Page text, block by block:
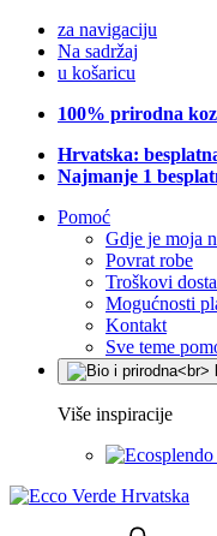
za navigaciju
Na sadržaj
u košaricu
100% prirodna
Hrvatska:
Najmanje 1
Pomoć
Gdje je moja
Povrat robe
Troškovi
Mogućnosti
Kontakt
Sve teme
Više inspiracije